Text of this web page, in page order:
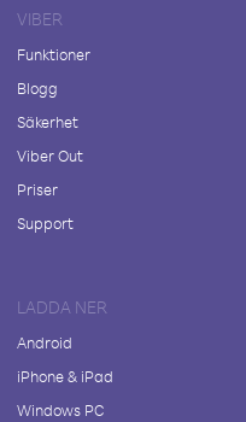
VIBER
Funktioner
Blogg
Säkerhet
Viber Out
Priser
Support
LADDA NER
Android
iPhone & iPad
Windows PC